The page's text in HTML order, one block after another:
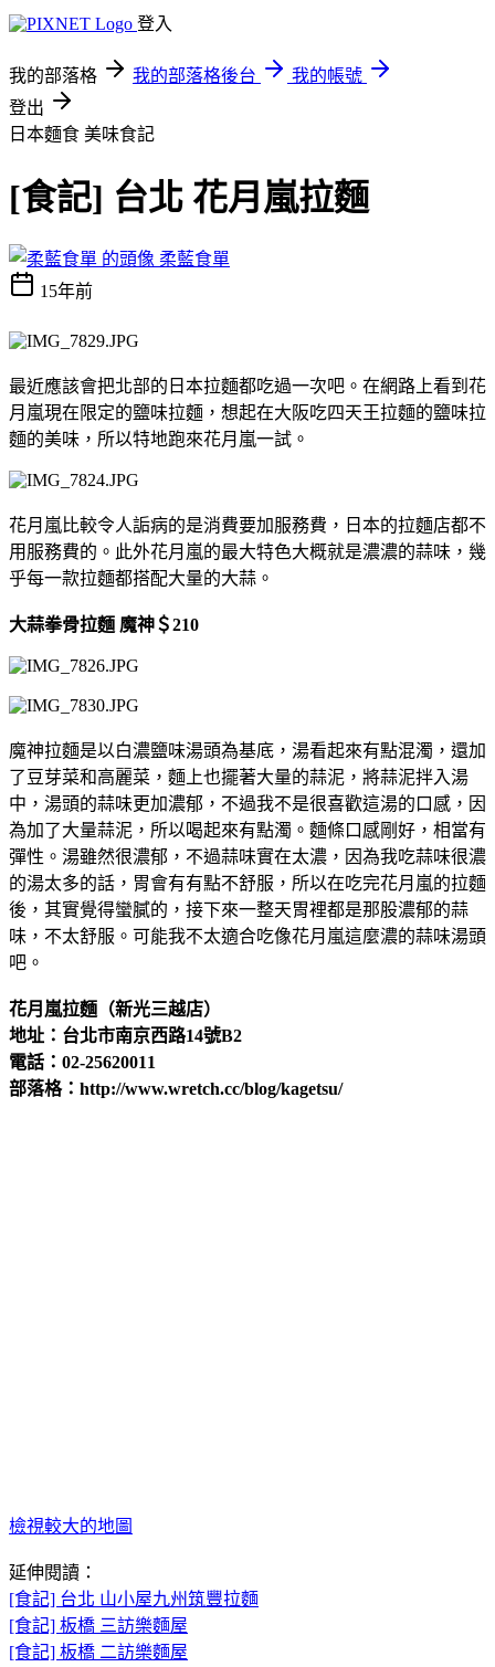
登入
我的部落格 我的部落格後台
我的帳號
登出
日本麵食 美味食記
[食記] 台北 花月嵐拉麵
柔藍食單
15年前
最近應該會把北部的日本拉麵都吃過一次吧。在網路上看到花
月嵐現在限定的鹽味拉麵，想起在大阪吃四天王拉麵的鹽味拉
麵的美味，所以特地跑來花月嵐一試。
花月嵐比較令人詬病的是消費要加服務費，日本的拉麵店都不
用服務費的。此外花月嵐的最大特色大概就是濃濃的蒜味，幾
乎每一款拉麵都搭配大量的大蒜。
大蒜拳骨拉麵 魔神＄210
魔神拉麵是以白濃鹽味湯頭為基底，湯看起來有點混濁，還加
了豆芽菜和高麗菜，麵上也擺著大量的蒜泥，將蒜泥拌入湯
中，湯頭的蒜味更加濃郁，不過我不是很喜歡這湯的口感，因
為加了大量蒜泥，所以喝起來有點濁。麵條口感剛好，相當有
彈性。湯雖然很濃郁，不過蒜味實在太濃，因為我吃蒜味很濃
的湯太多的話，胃會有有點不舒服，所以在吃完花月嵐的拉麵
後，其實覺得蠻膩的，接下來一整天胃裡都是那股濃郁的蒜
味，不太舒服。可能我不太適合吃像花月嵐這麼濃的蒜味湯頭
吧。
花月嵐拉麵（新光三越店）
地址：台北市南京西路14號B2
電話：02-25620011
部落格：http://www.wretch.cc/blog/kagetsu/
檢視較大的地圖
延伸閱讀：
[食記] 台北 山小屋九州筑豐拉麵
[食記] 板橋 三訪樂麵屋
[食記] 板橋 二訪樂麵屋